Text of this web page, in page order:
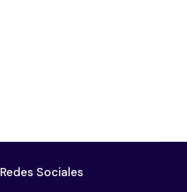
Redes Sociales